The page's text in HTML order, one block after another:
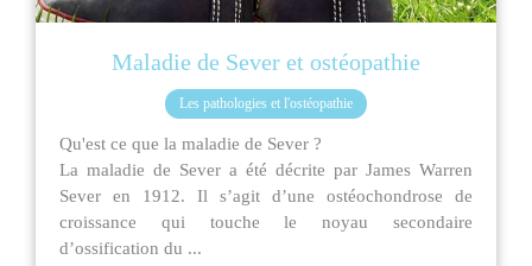
Maladie de Sever et ostéopathie
Les pathologies et l'ostéopathie
Qu'est ce que la maladie de Sever ?
La maladie de Sever a été décrite par James Warren
Sever en 1912. Il s’agit d’une ostéochondrose de
croissance qui touche le noyau secondaire
d’ossification du ...